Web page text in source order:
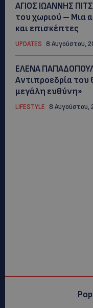
ΑΓΙΟΣ ΙΩΑΝΝΗΣ
του χωριού – Μια
και επισκέπτες
UPDATES 8 Αυγούστου,
ΕΛΕΝΑ
Αντιπροεδρία του
μεγάλη ευθύνη»
LIFESTYLE 8 Αυγούστου,